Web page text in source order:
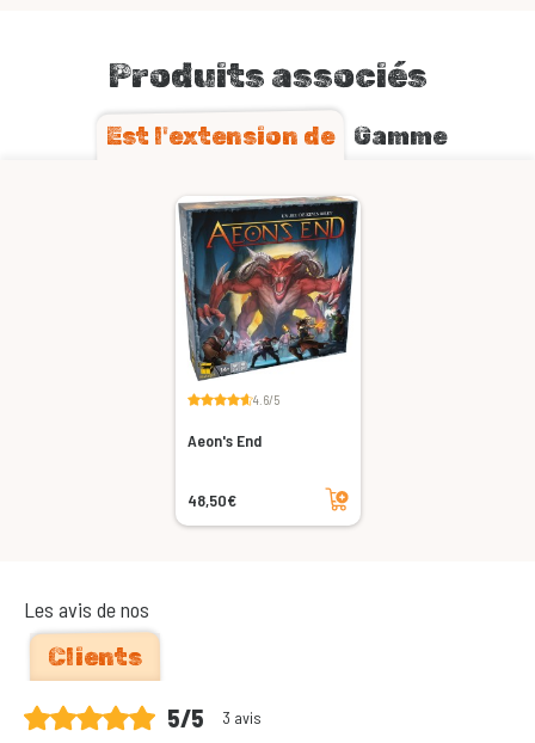
Produits associés
Est l'extension de Gamme
4.6/5
Aeon's End
48,50€
Ajouter au panier
Les avis de nos
Clients
5/5 3 avis